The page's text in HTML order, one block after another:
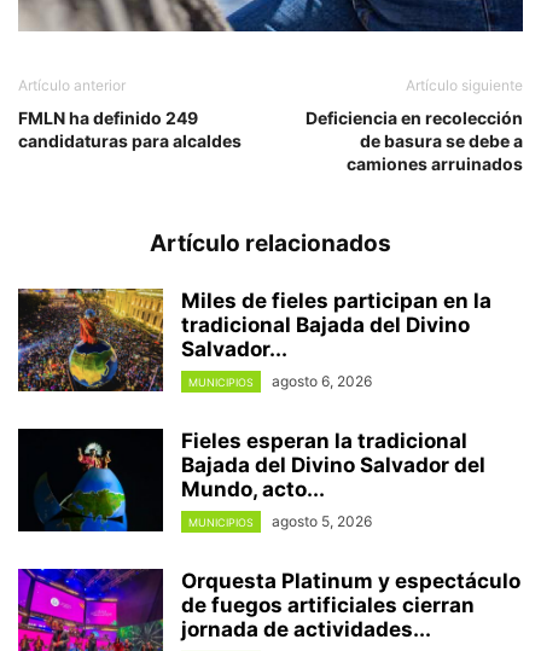
Artículo anterior
FMLN ha definido 249
candidaturas para alcaldes
Artículo siguiente
Deficiencia en recolección
de basura se debe a
camiones arruinados
Artículo relacionados
Miles de fieles participan en la
tradicional Bajada del Divino
Salvador...
MUNICIPIOS agosto 6, 2026
Fieles esperan la tradicional
Bajada del Divino Salvador del
Mundo, acto...
MUNICIPIOS agosto 5, 2026
Orquesta Platinum y espectáculo
de fuegos artificiales cierran
jornada de actividades...